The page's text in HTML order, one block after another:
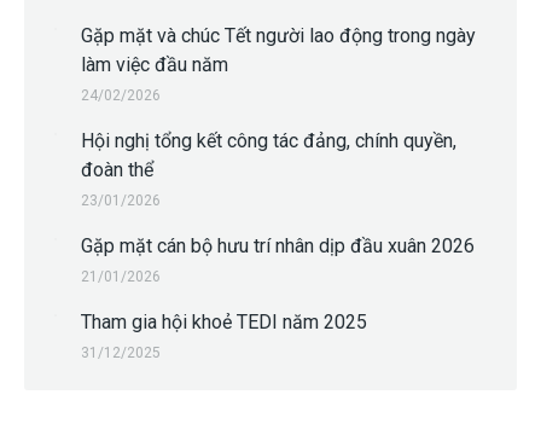
Gặp mặt và chúc Tết người lao động trong ngày
làm việc đầu năm
24/02/2026
Hội nghị tổng kết công tác đảng, chính quyền,
đoàn thể
23/01/2026
Gặp mặt cán bộ hưu trí nhân dịp đầu xuân 2026
21/01/2026
Tham gia hội khoẻ TEDI năm 2025
31/12/2025